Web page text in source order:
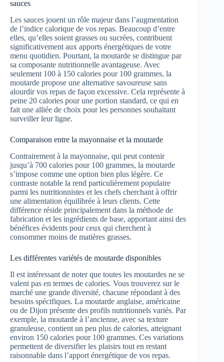
sauces
Les sauces jouent un rôle majeur dans l’augmentation
de l’indice calorique de vos repas. Beaucoup d’entre
elles, qu’elles soient grasses ou sucrées, contribuent
significativement aux apports énergétiques de votre
menu quotidien. Pourtant, la moutarde se distingue par
sa composante nutritionnelle avantageuse. Avec
seulement 100 à 150 calories pour 100 grammes, la
moutarde propose une alternative savoureuse sans
alourdir vos repas de façon excessive. Cela représente à
peine 20 calories pour une portion standard, ce qui en
fait une alliée de choix pour les personnes souhaitant
surveiller leur ligne.
Comparaison entre la mayonnaise et la moutarde
Contrairement à la mayonnaise, qui peut contenir
jusqu’à 700 calories pour 100 grammes, la moutarde
s’impose comme une option bien plus légère. Ce
contraste notable la rend particulièrement populaire
parmi les nutritionnistes et les chefs cherchant à offrir
une alimentation équilibrée à leurs clients. Cette
différence réside principalement dans la méthode de
fabrication et les ingrédients de base, apportant ainsi des
bénéfices évidents pour ceux qui cherchent à
consommer moins de matières grasses.
Les différentes variétés de moutarde disponibles
Il est intéressant de noter que toutes les moutardes ne se
valent pas en termes de calories. Vous trouverez sur le
marché une grande diversité, chacune répondant à des
besoins spécifiques. La moutarde anglaise, américaine
ou de Dijon présente des profils nutritionnels variés. Par
exemple, la moutarde à l’ancienne, avec sa texture
granuleuse, contient un peu plus de calories, atteignant
environ 150 calories pour 100 grammes. Ces variations
permettent de diversifier les plaisirs tout en restant
raisonnable dans l’apport énergétique de vos repas.